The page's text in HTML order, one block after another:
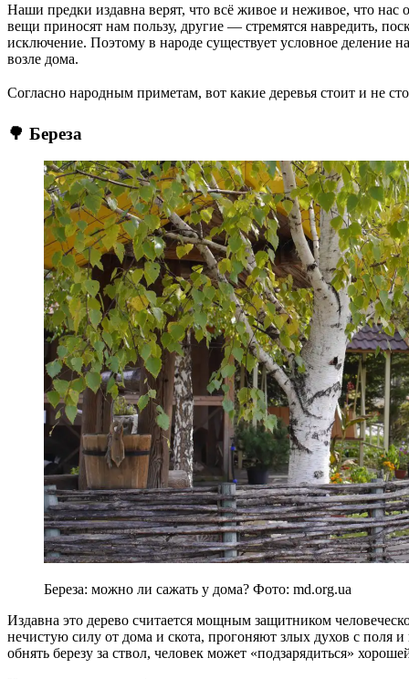
Наши предки издавна верят, что всё живое и неживое, что
вещи приносят нам пользу, другие — стремятся навредить,
исключение. Поэтому в народе существует условное деление
возле дома.
Согласно народным приметам, вот какие деревья стоит и не
🌳 Береза
Береза: можно ли сажать у дома? Фото: md.org.ua
Издавна это дерево считается мощным защитником
нечистую силу от дома и скота, прогоняют злых духов с поля
обнять березу за ствол, человек может «подзарядиться»